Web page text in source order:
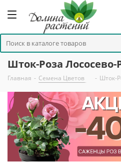
Шток-Роза Лососево-
Главная - Семена Цветов - Шток-